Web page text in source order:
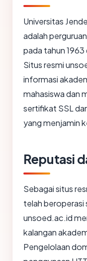
Universitas
adalah
pada tahun
Situs resmi
informasi
mahasiswa dan
sertifikat SSL
yang menjamin
Reputasi
Sebagai situs
telah beroperasi
unsoed.ac.id
kalangan
Pengelolaan